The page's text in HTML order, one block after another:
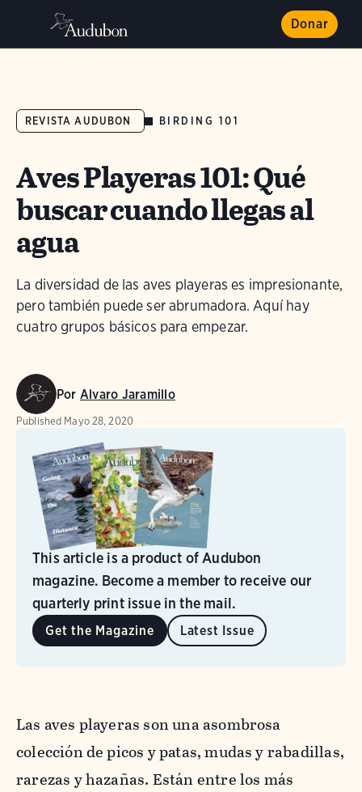
Donar
REVISTA AUDUBON BIRDING 101
Aves Playeras 101: Qué
buscar cuando llegas al
agua
La diversidad de las aves playeras es impresionante,
pero también puede ser abrumadora. Aquí hay
cuatro grupos básicos para empezar.
Por Alvaro Jaramillo
Published Mayo 28, 2020
This article is a product of Audubon
magazine. Become a member to receive our
quarterly print issue in the mail.
Get the Magazine Latest Issue
Las aves playeras son una asombrosa
colección de picos y patas, mudas y rabadillas,
rarezas y hazañas. Están entre los más